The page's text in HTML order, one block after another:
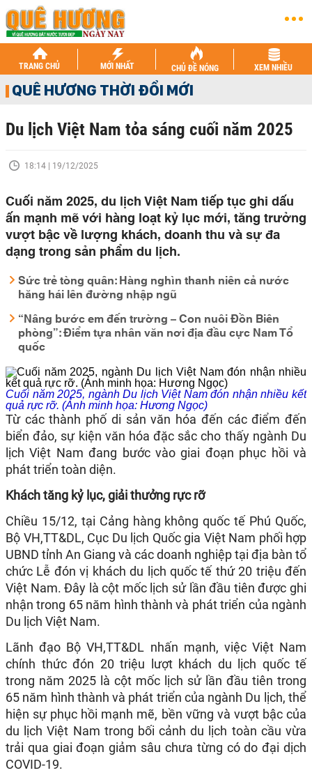
TRANG CHỦ MỚI NHẤT CHỦ ĐỀ NÓNG XEM NHIỀU
QUÊ HƯƠNG THỜI ĐỔI MỚI
Du lịch Việt Nam tỏa sáng cuối năm 2025
18:14 | 19/12/2025
Cuối năm 2025, du lịch Việt Nam tiếp tục ghi dấu
ấn mạnh mẽ với hàng loạt kỷ lục mới, tăng trưởng
vượt bậc về lượng khách, doanh thu và sự đa
dạng trong sản phẩm du lịch.
Sức trẻ tòng quân: Hàng nghìn thanh niên cả nước
hăng hái lên đường nhập ngũ
“Nâng bước em đến trường – Con nuôi Đồn Biên
phòng”: Điểm tựa nhân văn nơi địa đầu cực Nam Tổ
quốc
Cuối năm 2025, ngành Du lịch Việt Nam đón nhận nhiều kết
quả rực rỡ. (Ảnh minh họa: Hương Ngọc)
Từ các thành phố di sản văn hóa đến các điểm đến
biển đảo, sự kiện văn hóa đặc sắc cho thấy ngành Du
lịch Việt Nam đang bước vào giai đoạn phục hồi và
phát triển toàn diện.
Khách tăng kỷ lục, giải thưởng rực rỡ
Chiều 15/12, tại Cảng hàng không quốc tế Phú Quốc,
Bộ VH,TT&DL, Cục Du lịch Quốc gia Việt Nam phối hợp
UBND tỉnh An Giang và các doanh nghiệp tại địa bàn tổ
chức Lễ đón vị khách du lịch quốc tế thứ 20 triệu đến
Việt Nam. Đây là cột mốc lịch sử lần đầu tiên được ghi
nhận trong 65 năm hình thành và phát triển của ngành
Du lịch Việt Nam.
Lãnh đạo Bộ VH,TT&DL nhấn mạnh, việc Việt Nam
chính thức đón 20 triệu lượt khách du lịch quốc tế
trong năm 2025 là cột mốc lịch sử lần đầu tiên trong
65 năm hình thành và phát triển của ngành Du lịch, thể
hiện sự phục hồi mạnh mẽ, bền vững và vượt bậc của
du lịch Việt Nam trong bối cảnh du lịch toàn cầu vừa
trải qua giai đoạn giảm sâu chưa từng có do đại dịch
COVID-19.